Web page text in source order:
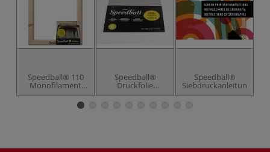
Speedball® 110
Monofilament
Drucksieb
Speedball®
Druckfolie
transparent
Speedball®
Siebdruckanleitung